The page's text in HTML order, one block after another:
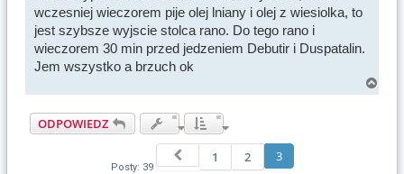
t
wczesniej wieczorem pije olej lniany i olej z wiesiolka, to
jest szybsze wyjscie stolca rano. Do tego rano i
wieczorem 30 min przed jedzeniem Debutir i Duspatalin.
Jem wszystko a brzuch ok
N
ODPOWIEDZ
Posty: 39
Poprzednia
1 2 3